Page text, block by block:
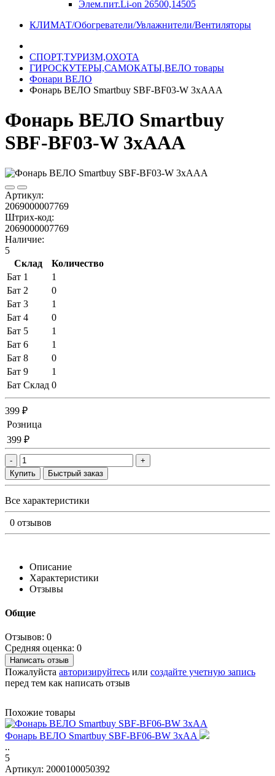
Элем.пит.Li-on 26500,14505
КЛИМАТ/Обогреватели/Увлажнители/Вентиляторы
СПОРТ,ТУРИЗМ,ОХОТА
ГИРОСКУТЕРЫ,САМОКАТЫ,ВЕЛО товары
Фонари ВЕЛО
Фонарь ВЕЛО Smartbuy SBF-BF03-W 3xAAA
Фонарь ВЕЛО Smartbuy
SBF-BF03-W 3xAAA
Артикул:
2069000007769
Штрих-код:
2069000007769
Наличие:
5
Склад
Количество
Бат 1
1
Бат 2
0
Бат 3
1
Бат 4
0
Бат 5
1
Бат 6
1
Бат 8
0
Бат 9
1
Бат Склад 0
399 ₽
Розница
399 ₽
-
+
Купить
Быстрый заказ
Все характеристики
0 отзывов
Описание
Характеристики
Отзывы
Общие
Отзывов: 0
Средняя оценка: 0
Написать отзыв
Пожалуйста авторизируйтесь или создайте учетную запись
перед тем как написать отзыв
Похожие товары
Фонарь ВЕЛО Smartbuy SBF-BF06-BW 3xAA
..
5
Артикул: 2000100050392